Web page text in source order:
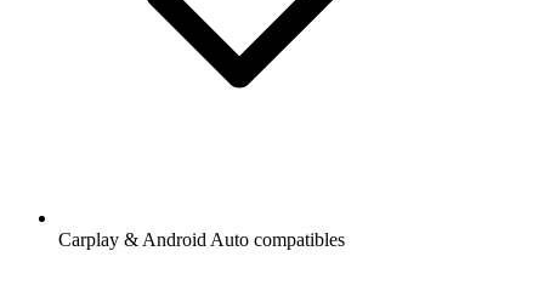
Carplay & Android Auto compatibles